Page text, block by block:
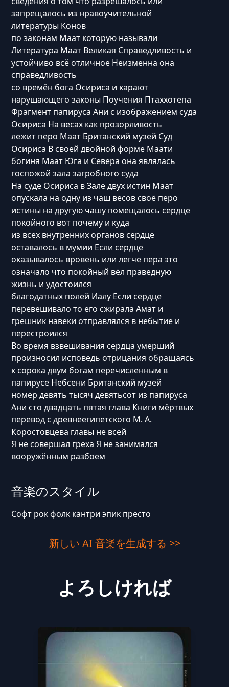
запрещалось из нравоучительной
литературы Конов
по законам Маат которую называли
Литература Маат Великая Справедливость и
устойчиво всё отличное Неизменна она
справедливость
со времён бога Осириса и карают
нарушающего законы Поучения Птаххотепа
Фрагмент папируса Ани с изображением суда
Осириса На весах как прозорливость
лежит перо Маат Британский музей Суд
Осириса В своей двойной форме Маати
богиня Маат Юга и Севера она являлась
госпожой зала загробного суда
На суде Осириса в Зале двух истин Маат
опускала на одну из чаш весов своё перо
истины на другую чашу помещалось сердце
покойного вот почему и куда
из всех внутренних органов сердце
оставалось в мумии Если сердце
оказывалось вровень или легче пера это
означало что покойный вёл праведную
жизнь и удостоился
благодатных полей Иалу Если сердце
перевешивало то его сжирала Амат и
грешник навеки отправлялся в небытие и
перестроился
Во время взвешивания сердца умерший
произносил исповедь отрицания обращаясь
к сорока двум богам перечисленным в
папирусе Небсени Британский музей
номер девять тысяч девятьсот из папируса
Ани сто двадцать пятая глава Книги мёртвых
перевод с древнеегипетского М. А.
Коростовцева главы не всей
Я не совершал греха Я не занимался
вооружённым разбоем
音楽のスタイル
Софт рок фолк кантри эпик престо
新しい AI 音楽を生成する >>
よろしければ